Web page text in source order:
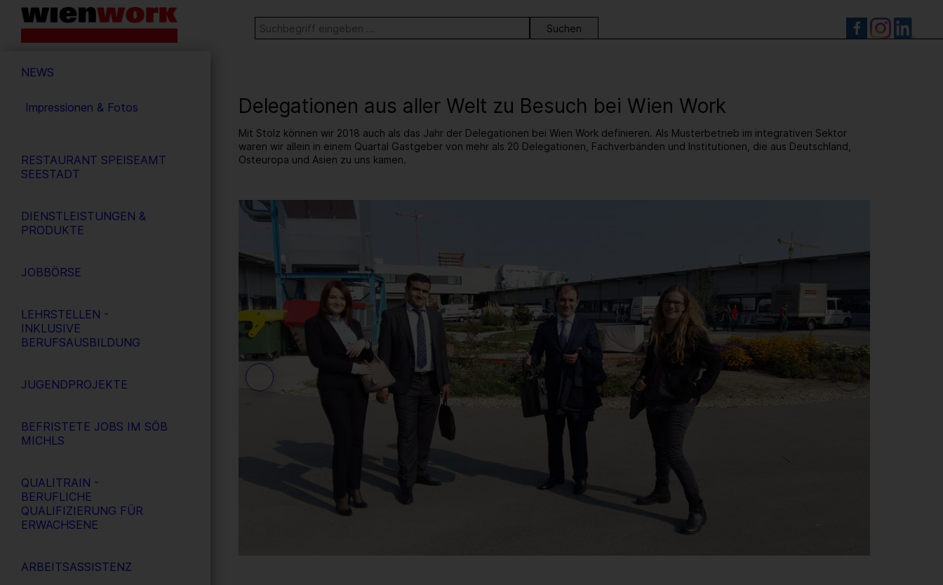
Barrierefreie
Bedienung
Webseite
Stichwortsuche
SUCHE
NEWS
Impressionen & Fotos
RESTAURANT SPEISEAMT
SEESTADT
DIENSTLEISTUNGEN &
PRODUKTE
JOBBÖRSE
LEHRSTELLEN -
INKLUSIVE
BERUFSAUSBILDUNG
JUGENDPROJEKTE
BEFRISTETE JOBS IM SÖB
MICHLS
QUALITRAIN -
BERUFLICHE
QUALIFIZIERUNG FÜR
ERWACHSENE
ARBEITSASSISTENZ
Delegationen aus aller Welt zu Besuch bei Wien Work
Mit Stolz können wir 2018 auch als das Jahr der Delegationen bei Wien Work definieren. Als Musterbetrieb im integrativen Sektor
waren wir allein in einem Quartal Gastgeber von mehr als 20 Delegationen, Fachverbänden und Institutionen, die aus Deutschland,
Osteuropa und Asien zu uns kamen.
5 / 14